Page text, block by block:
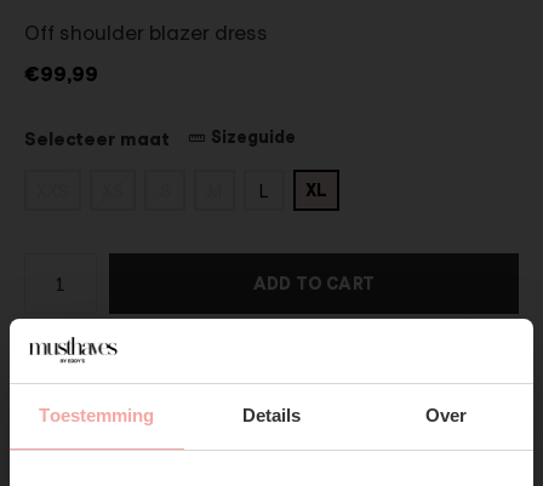
Toestemming Details Over
SUBSCRIBE NOW & GET
Off shoulder blazer dress
€99,99
Selecteer maat Sizeguide
L XL
ADD TO CART
Gratis verzending Vanaf €75,-